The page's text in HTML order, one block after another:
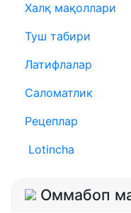
Халқ мақоллари
Туш табири
Латифлалар
Саломатлик
Рецеплар
Lotincha
Оммабоп